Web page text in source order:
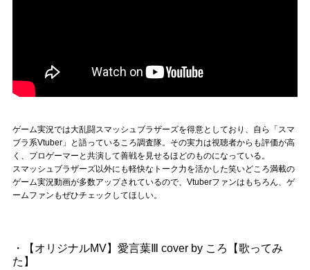
ゲーム実況では大乱闘スマッシュブラザーズを得意としており、自ら「スマ
ブラ系Vtuber」と語っているころ調査隊。その実力は視聴者からも評価が高
く、プロゲーマーと共演して善戦を見せるほどのものになっている。
スマッシュブラザーズ以外にも軽快なトーク力を活かした笑いどころ満載の
ゲーム実況動画が多数アップされているので、Vtuberファンはもちろん、ゲ
ームファンもぜひチェックしてほしい。
・【オリジナルMV】愛言葉Ⅲ cover by ころ【歌ってみ
た】